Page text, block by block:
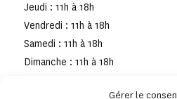
Gérer le
Jeudi : 11h à 18h
Vendredi : 11h à 18h
Samedi : 11h à 18h
Dimanche : 11h à 18h